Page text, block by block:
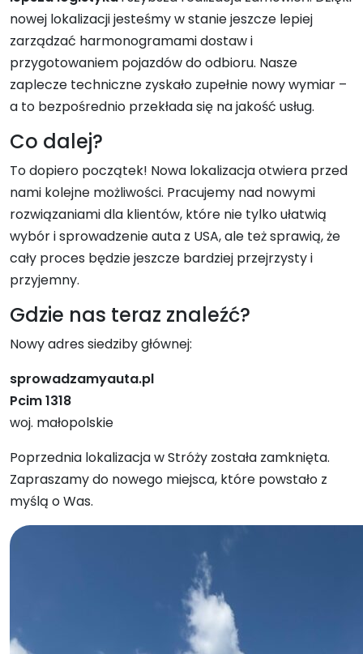
nowej lokalizacji jesteśmy w stanie jeszcze lepiej
zarządzać harmonogramami dostaw i
przygotowaniem pojazdów do odbioru. Nasze
zaplecze techniczne zyskało zupełnie nowy wymiar –
a to bezpośrednio przekłada się na jakość usług.
Co dalej?
To dopiero początek! Nowa lokalizacja otwiera przed
nami kolejne możliwości. Pracujemy nad nowymi
rozwiązaniami dla klientów, które nie tylko ułatwią
wybór i sprowadzenie auta z USA, ale też sprawią, że
cały proces będzie jeszcze bardziej przejrzysty i
przyjemny.
Gdzie nas teraz znaleźć?
Nowy adres siedziby głównej:
sprowadzamyauta.pl
Pcim 1318
woj. małopolskie
Poprzednia lokalizacja w Stróży została zamknięta.
Zapraszamy do nowego miejsca, które powstało z
myślą o Was.